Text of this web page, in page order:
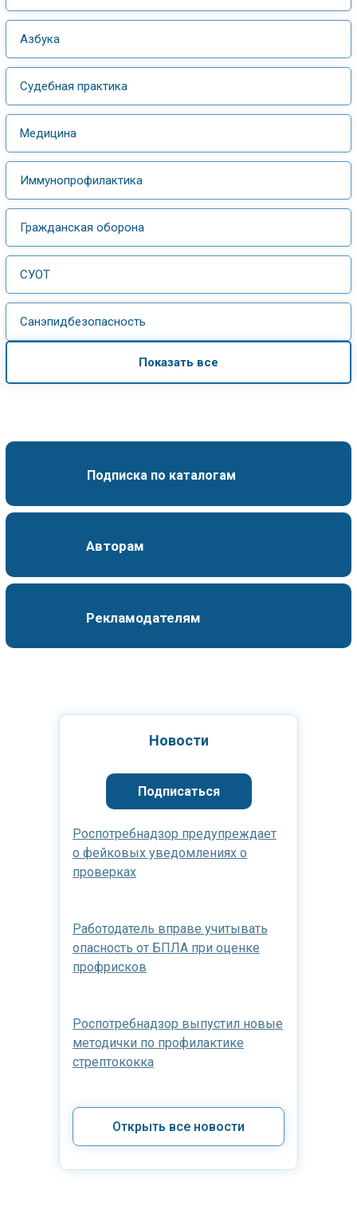
Азбука
Судебная практика
Медицина
Иммунопрофилактика
Гражданская оборона
СУОТ
Санэпидбезопасность
Показать все
Подписка по каталогам
Авторам
Рекламодателям
Новости
Подписаться
Роспотребнадзор предупреждает
о фейковых уведомлениях о
проверках
Работодатель вправе учитывать
опасность от БПЛА при оценке
профрисков
Роспотребнадзор выпустил новые
методички по профилактике
стрептококка
Открыть все новости